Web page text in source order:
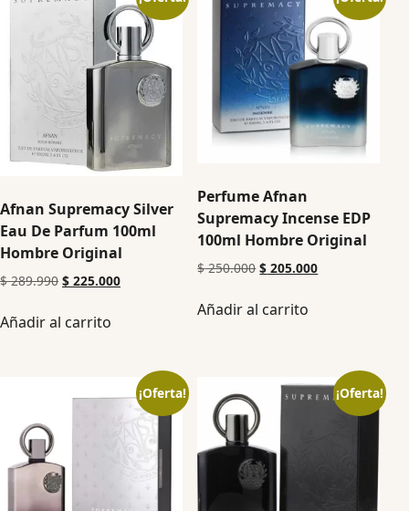
Afnan Supremacy Silver
Eau De Parfum 100ml
Hombre Original
$289.990 $ 225.000
Añadir al carrito
Perfume Afnan
Supremacy Incense EDP
100ml Hombre Original
$250.000 $ 205.000
Añadir al carrito
¡Oferta! ¡Oferta!